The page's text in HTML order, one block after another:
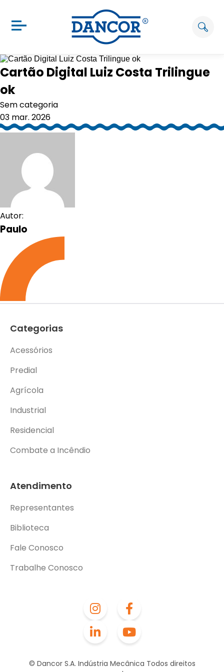
Cartão Digital Luiz Costa Trilingue
ok
Sem categoria
03 mar. 2026
Autor:
Paulo
© Dancor S.A. Indústria Mecânica Todos direitos
Categorias
Acessórios
Predial
Agrícola
Industrial
Residencial
Combate a Incêndio
Atendimento
Representantes
Biblioteca
Fale Conosco
Trabalhe Conosco